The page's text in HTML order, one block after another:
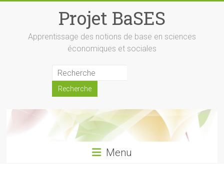
Projet BaSES
Apprentissage des notions de base en sciences
économiques et sociales
Menu